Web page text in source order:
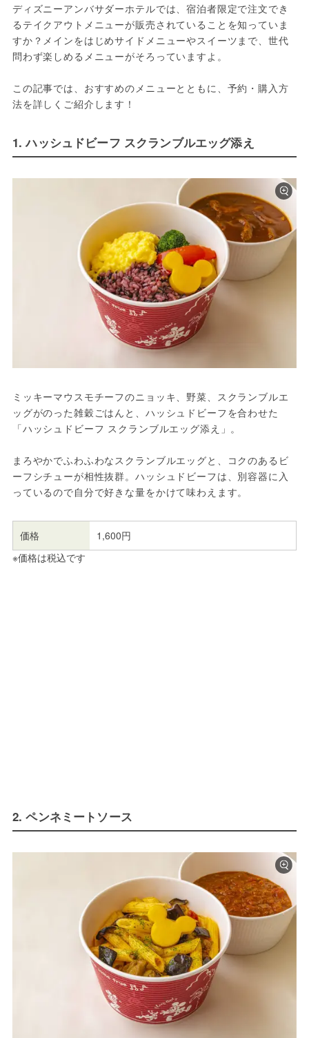
ディズニーアンバサダーホテルでは、宿泊者限定で注文でき
るテイクアウトメニューが販売されていることを知っていま
すか？メインをはじめサイドメニューやスイーツまで、世代
問わず楽しめるメニューがそろっていますよ。
この記事では、おすすめのメニューとともに、予約・購入方
法を詳しくご紹介します！
1. ハッシュドビーフ スクランブルエッグ添え
ミッキーマウスモチーフのニョッキ、野菜、スクランブルエ
ッグがのった雑穀ごはんと、ハッシュドビーフを合わせた
「ハッシュドビーフ スクランブルエッグ添え」。
まろやかでふわふわなスクランブルエッグと、コクのあるビ
ーフシチューが相性抜群。ハッシュドビーフは、別容器に入
っているので自分で好きな量をかけて味わえます。
価格
1,600円
※価格は税込です
2. ペンネミートソース